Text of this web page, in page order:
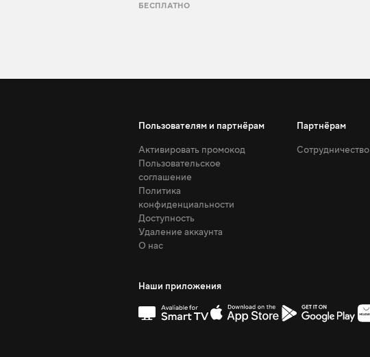
БЕСПЛАТНО
Пользователям и партнёрам
Активировать промокод
Пользовательское
соглашение
Политика
конфиденциальности
Доступность
Удаление аккаунта
О нас
Партнёрам
Сотрудничество
Наши приложения